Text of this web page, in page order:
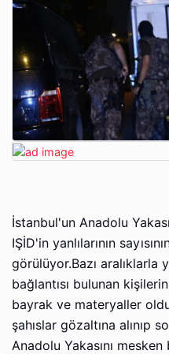
İstanbul'un Anadolu
IŞİD'in yanlılarının
görülüyor.Bazı aralıklarla
bağlantısı bulunan
bayrak ve materyaller
şahıslar gözaltına alınıp
Anadolu Yakasını